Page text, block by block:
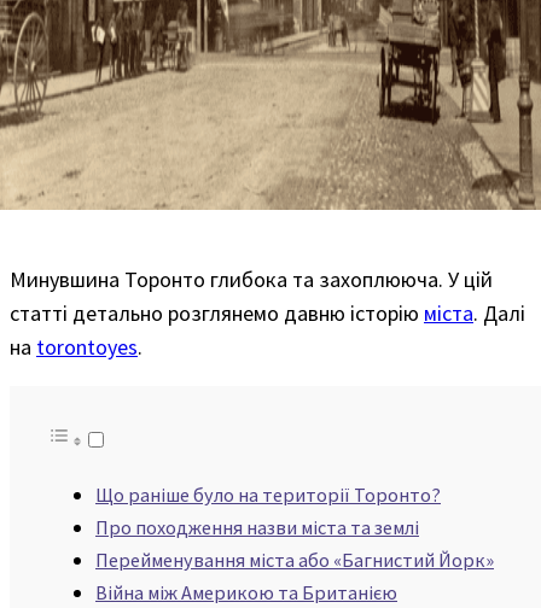
Минувшина Торонто глибока та захоплююча. У цій
статті детально розглянемо давню історію міста. Далі
на torontoyes.
Що раніше було на території Торонто?
Про походження назви міста та землі
Перейменування міста або «Багнистий Йорк»
Війна між Америкою та Британією